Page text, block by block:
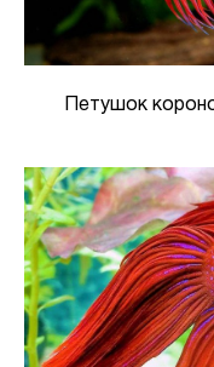
Петушок